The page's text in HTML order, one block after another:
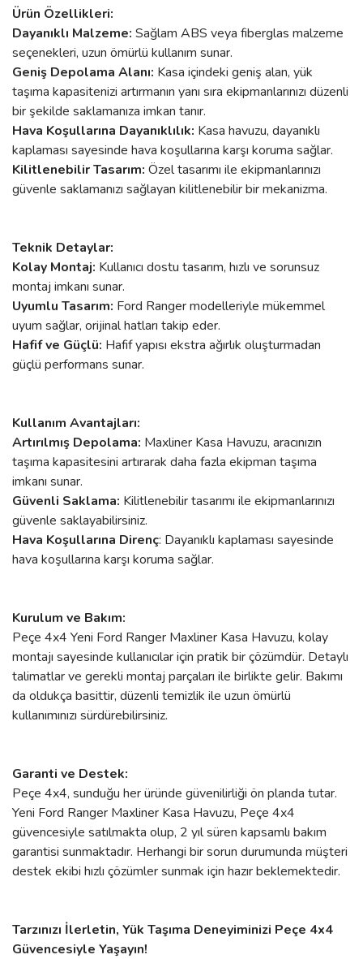
Ürün Özellikleri:
Dayanıklı Malzeme: Sağlam ABS veya fiberglas malzeme
seçenekleri, uzun ömürlü kullanım sunar.
Geniş Depolama Alanı: Kasa içindeki geniş alan, yük
taşıma kapasitenizi artırmanın yanı sıra ekipmanlarınızı düzenli
bir şekilde saklamanıza imkan tanır.
Hava Koşullarına Dayanıklılık: Kasa havuzu, dayanıklı
kaplaması sayesinde hava koşullarına karşı koruma sağlar.
Kilitlenebilir Tasarım: Özel tasarımı ile ekipmanlarınızı
güvenle saklamanızı sağlayan kilitlenebilir bir mekanizma.
Teknik Detaylar:
Kolay Montaj: Kullanıcı dostu tasarım, hızlı ve sorunsuz
montaj imkanı sunar.
Uyumlu Tasarım: Ford Ranger modelleriyle mükemmel
uyum sağlar, orijinal hatları takip eder.
Hafif ve Güçlü: Hafif yapısı ekstra ağırlık oluşturmadan
güçlü performans sunar.
Kullanım Avantajları:
Artırılmış Depolama: Maxliner Kasa Havuzu, aracınızın
taşıma kapasitesini artırarak daha fazla ekipman taşıma
imkanı sunar.
Güvenli Saklama: Kilitlenebilir tasarımı ile ekipmanlarınızı
güvenle saklayabilirsiniz.
Hava Koşullarına Direnç: Dayanıklı kaplaması sayesinde
hava koşullarına karşı koruma sağlar.
Kurulum ve Bakım:
Peçe 4x4 Yeni Ford Ranger Maxliner Kasa Havuzu, kolay
montajı sayesinde kullanıcılar için pratik bir çözümdür. Detaylı
talimatlar ve gerekli montaj parçaları ile birlikte gelir. Bakımı
da oldukça basittir, düzenli temizlik ile uzun ömürlü
kullanımınızı sürdürebilirsiniz.
Garanti ve Destek:
Peçe 4x4, sunduğu her üründe güvenilirliği ön planda tutar.
Yeni Ford Ranger Maxliner Kasa Havuzu, Peçe 4x4
güvencesiyle satılmakta olup, 2 yıl süren kapsamlı bakım
garantisi sunmaktadır. Herhangi bir sorun durumunda müşteri
destek ekibi hızlı çözümler sunmak için hazır beklemektedir.
Tarzınızı İlerletin, Yük Taşıma Deneyiminizi Peçe 4x4
Güvencesiyle Yaşayın!